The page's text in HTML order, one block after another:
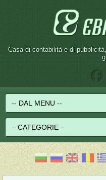
Casa di contabilità e di